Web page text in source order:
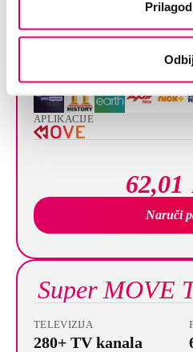
280+ TV kanala
APLIKACIJE
62,01
Naruči
Super MOVE
TELEVIZIJA
280+ TV kanala